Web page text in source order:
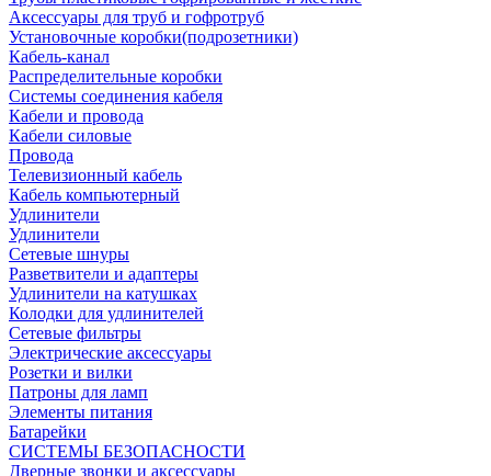
Аксессуары для труб и гофротруб
Установочные коробки(подрозетники)
Кабель-канал
Распределительные коробки
Системы соединения кабеля
Кабели и провода
Кабели силовые
Провода
Телевизионный кабель
Кабель компьютерный
Удлинители
Удлинители
Сетевые шнуры
Разветвители и адаптеры
Удлинители на катушках
Колодки для удлинителей
Сетевые фильтры
Электрические аксессуары
Розетки и вилки
Патроны для ламп
Элементы питания
Батарейки
СИСТЕМЫ БЕЗОПАСНОСТИ
Дверные звонки и аксессуары